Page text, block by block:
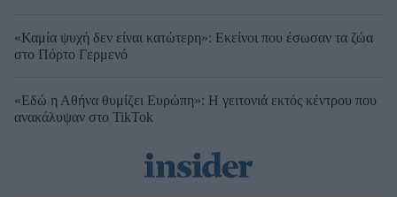
«Καμία ψυχή δεν είναι κατώτερη»: Εκείνοι που έσωσαν τα ζώα
στο Πόρτο Γερμενό
«Εδώ η Αθήνα θυμίζει Ευρώπη»: H γειτονιά εκτός κέντρου που
ανακάλυψαν στο TikTok